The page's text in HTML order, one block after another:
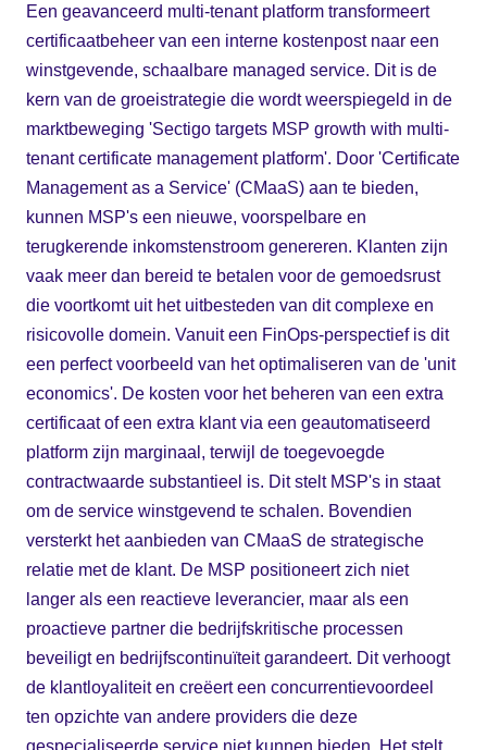
Een geavanceerd multi-tenant platform transformeert
certificaatbeheer van een interne kostenpost naar een
winstgevende, schaalbare managed service. Dit is de
kern van de groeistrategie die wordt weerspiegeld in de
marktbeweging 'Sectigo targets MSP growth with multi-
tenant certificate management platform'. Door 'Certificate
Management as a Service' (CMaaS) aan te bieden,
kunnen MSP's een nieuwe, voorspelbare en
terugkerende inkomstenstroom genereren. Klanten zijn
vaak meer dan bereid te betalen voor de gemoedsrust
die voortkomt uit het uitbesteden van dit complexe en
risicovolle domein. Vanuit een FinOps-perspectief is dit
een perfect voorbeeld van het optimaliseren van de 'unit
economics'. De kosten voor het beheren van een extra
certificaat of een extra klant via een geautomatiseerd
platform zijn marginaal, terwijl de toegevoegde
contractwaarde substantieel is. Dit stelt MSP's in staat
om de service winstgevend te schalen. Bovendien
versterkt het aanbieden van CMaaS de strategische
relatie met de klant. De MSP positioneert zich niet
langer als een reactieve leverancier, maar als een
proactieve partner die bedrijfskritische processen
beveiligt en bedrijfscontinuïteit garandeert. Dit verhoogt
de klantloyaliteit en creëert een concurrentievoordeel
ten opzichte van andere providers die deze
gespecialiseerde service niet kunnen bieden. Het stelt